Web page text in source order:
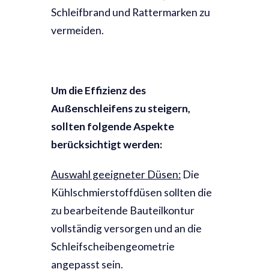
Schleifbrand und Rattermarken zu
vermeiden.
Um die Effizienz des
Außenschleifens zu steigern,
sollten folgende Aspekte
berücksichtigt werden:
Auswahl geeigneter Düsen: Die
Kühlschmierstoffdüsen sollten die
zu bearbeitende Bauteilkontur
vollständig versorgen und an die
Schleifscheibengeometrie
angepasst sein.